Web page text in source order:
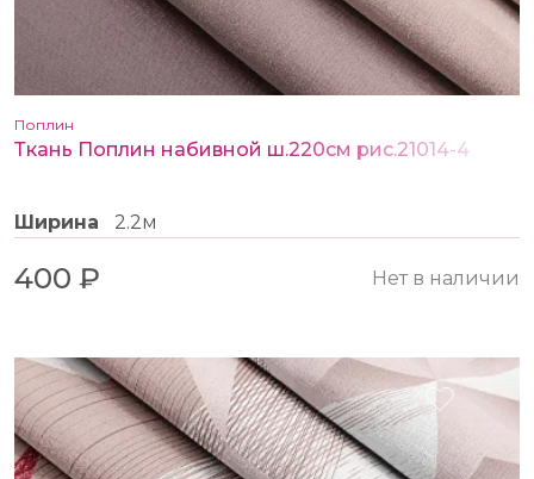
Поплин
Ткань Поплин набивной ш.220см рис.21014-4
Ширина 2.2м
400 ₽ Нет в наличии